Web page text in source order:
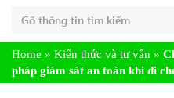
Home » Kiến thức và tư vấn »
pháp giám sát an toàn khi di